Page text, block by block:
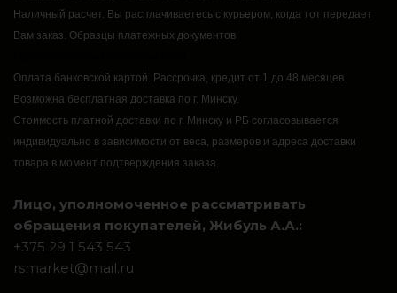
Наличный расчет. Вы расплачиваетесь с курьером, когда тот передает
Вам заказ. Образцы платежных документов
Оплата банковской картой. Рассрочка, кредит от 1 до 48 месяцев.
Возможна бесплатная доставка по г. Минску.
Стоимость платной доставки по г. Минску и РБ согласовывается
индивидуально в зависимости от веса, размеров и адреса доставки
товара в момент подтверждения заказа.
Лицо, уполномоченное рассматривать
обращения покупателей, Жибуль А.А.:
+375 29 1 543 543
rsmarket@mail.ru